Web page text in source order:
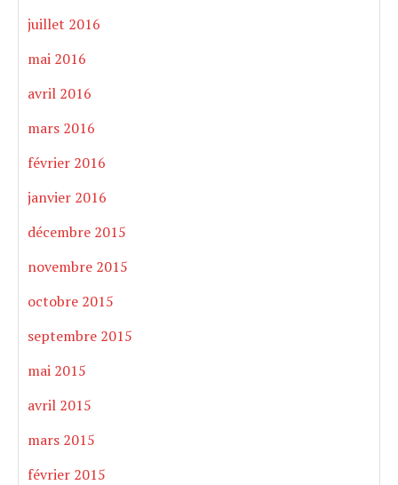
juillet 2016
mai 2016
avril 2016
mars 2016
février 2016
janvier 2016
décembre 2015
novembre 2015
octobre 2015
septembre 2015
mai 2015
avril 2015
mars 2015
février 2015